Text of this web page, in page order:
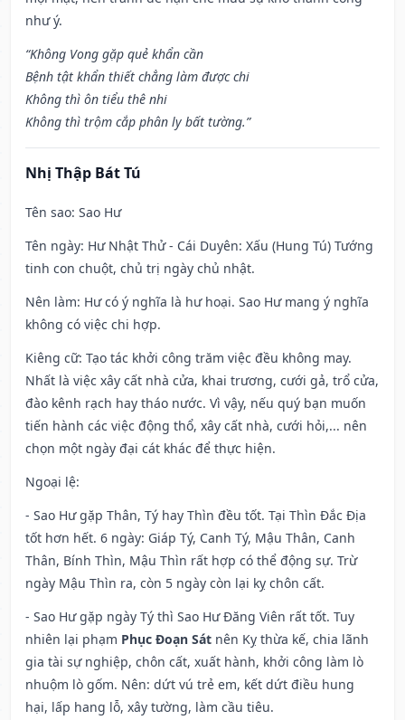
như ý.
“Không Vong gặp quẻ khẩn cần
Bệnh tật khẩn thiết chẳng làm được chi
Không thì ôn tiểu thê nhi
Không thì trộm cắp phân ly bất tường.”
Nhị Thập Bát Tú
Tên sao: Sao Hư
Tên ngày: Hư Nhật Thử - Cái Duyên: Xấu (Hung Tú) Tướng
tinh con chuột, chủ trị ngày chủ nhật.
Nên làm: Hư có ý nghĩa là hư hoại. Sao Hư mang ý nghĩa
không có việc chi hợp.
Kiêng cữ: Tạo tác khởi công trăm việc đều không may.
Nhất là việc xây cất nhà cửa, khai trương, cưới gả, trổ cửa,
đào kênh rạch hay tháo nước. Vì vậy, nếu quý bạn muốn
tiến hành các việc động thổ, xây cất nhà, cưới hỏi,... nên
chọn một ngày đại cát khác để thực hiện.
Ngoại lệ:
- Sao Hư gặp Thân, Tý hay Thìn đều tốt. Tại Thìn Đắc Địa
tốt hơn hết. 6 ngày: Giáp Tý, Canh Tý, Mậu Thân, Canh
Thân, Bính Thìn, Mậu Thìn rất hợp có thể động sự. Trừ
ngày Mậu Thìn ra, còn 5 ngày còn lại kỵ chôn cất.
- Sao Hư gặp ngày Tý thì Sao Hư Đăng Viên rất tốt. Tuy
nhiên lại phạm Phục Đoạn Sát nên Kỵ thừa kế, chia lãnh
gia tài sự nghiệp, chôn cất, xuất hành, khởi công làm lò
nhuộm lò gốm. Nên: dứt vú trẻ em, kết dứt điều hung
hại, lấp hang lỗ, xây tường, làm cầu tiêu.